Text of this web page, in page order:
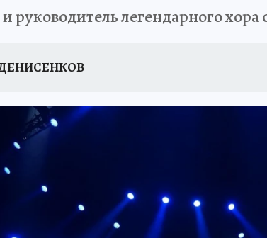
руководитель легендарного
ДЕНИСЕНКОВ